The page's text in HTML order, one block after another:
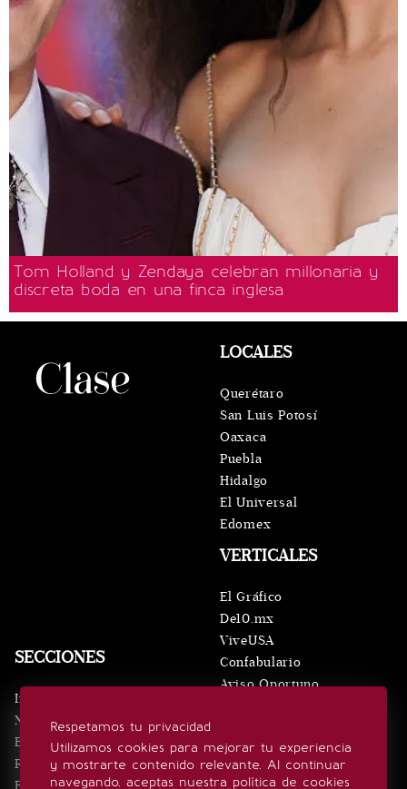
Tom Holland y Zendaya celebran millonaria y
discreta boda en una finca inglesa
Respetamos tu privacidad
Utilizamos cookies para mejorar tu experiencia
y mostrarte contenido relevante. Al continuar
navegando, aceptas nuestra política de cookies
SECCIONES
Inicio
Noticias
Eventos
Realeza
Estilo de vida
VERTICALES
El Gráfico
De10.mx
ViveUSA
Confabulario
Aviso Oportuno
LOCALES
Querétaro
San Luis Potosí
Oaxaca
Puebla
Hidalgo
El Universal
Edomex
SÍGUENOS